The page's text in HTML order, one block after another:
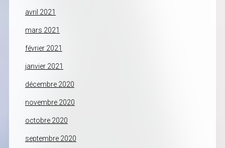
avril 2021
mars 2021
février 2021
janvier 2021
décembre 2020
novembre 2020
octobre 2020
septembre 2020